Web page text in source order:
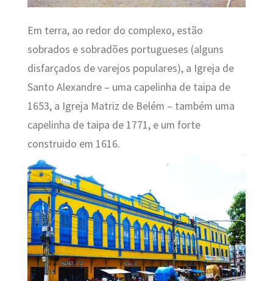
Em terra, ao redor do complexo, estão
sobrados e sobradões portugueses (alguns
disfarçados de varejos populares), a Igreja de
Santo Alexandre – uma capelinha de taipa de
1653, a Igreja Matriz de Belém – também uma
capelinha de taipa de 1771, e um forte
construido em 1616.